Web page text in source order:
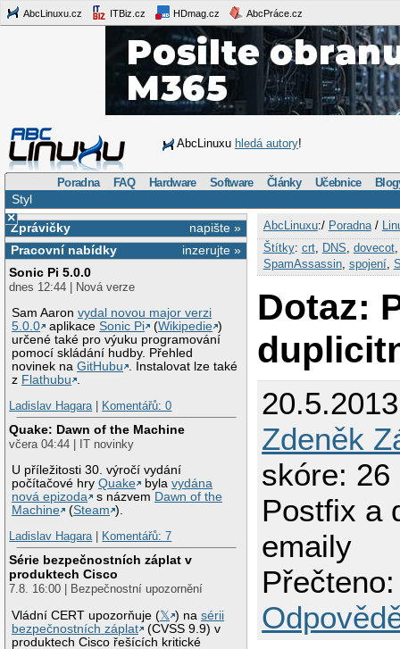
AbcLinuxu.cz ITBiz.cz HDmag.cz AbcPráce.cz
AbcLinuxu hledá autory!
Poradna FAQ Hardware Software Články Učebnice
Styl
×
napište »
Zprávičky
inzerujte »
Pracovní nabídky
Sonic Pi 5.0.0
dnes 12:44 | Nová verze
Sam Aaronvydal novou major verzi
5.0.0
aplikaceSonic Pi (Wikipedie )
určené také pro výuku programování
pomocí skládání hudby. Přehled
novinek naGitHubu
. Instalovat lze také
z Flathubu
Ladislav Hagara| Komentářů: 0
Quake: Dawn of the Machine
včera 04:44 | IT novinky
U příležitosti 30. výročí vydání
počítačové hryQuake bylavydána
nová epizoda
s názvem Dawn of the
Machine
(Steam ).
Ladislav Hagara| Komentářů: 7
Série bezpečnostních záplat v
produktech Cisco
7.8. 16:00 | Bezpečnostní upozornění
Vládní CERT upozorňuje (𝕏 ) nasérii
bezpečnostních záplat
(CVSS 9.9) v
produktech Cisco řešících kritické
AbcLinuxu:/ Poradna/
Štítky: crt, DNS dovecot
SpamAssassin, spojení,
Dotaz:
Zdeněk
skóre: 26
Postfix a
emaily